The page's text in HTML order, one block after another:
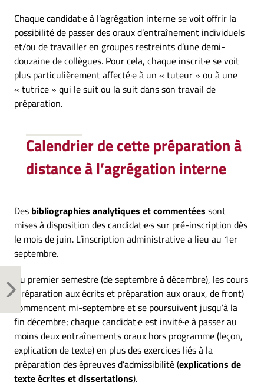
Chaque candidat·e à l’agrégation interne se voit offrir la
possibilité de passer des oraux d’entraînement individuels
et/ou de travailler en groupes restreints d’une demi-
douzaine de collègues. Pour cela, chaque inscrit·e se voit
plus particulièrement affecté·e à un « tuteur » ou à une
« tutrice » qui le suit ou la suit dans son travail de
préparation.
Calendrier de cette préparation à
distance à l’agrégation interne
Des bibliographies analytiques et commentées sont
mises à disposition des candidat·e·s sur pré-inscription dès
le mois de juin. L’inscription administrative a lieu au 1er
septembre.
Au premier semestre (de septembre à décembre), les cours
(préparation aux écrits et préparation aux oraux, de front)
commencent mi-septembre et se poursuivent jusqu’à la
fin décembre; chaque candidat·e est invité·e à passer au
moins deux entraînements oraux hors programme (leçon,
explication de texte) en plus des exercices liés à la
préparation des épreuves d’admissibilité (explications de
texte écrites et dissertations).